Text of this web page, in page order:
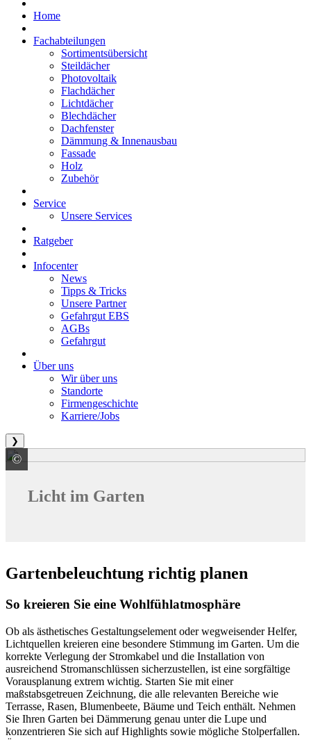
Home
Fachabteilungen
Sortimentsübersicht
Steildächer
Photovoltaik
Flachdächer
Lichtdächer
Blechdächer
Dachfenster
Dämmung & Innenausbau
Fassade
Holz
Zubehör
Service
Unsere Services
Ratgeber
Infocenter
News
Tipps & Tricks
Unsere Partner
Gefahrgut EBS
AGBs
Gefahrgut
Über uns
Wir über uns
Standorte
Firmengeschichte
Karriere/Jobs
❯
© LEDVANCE GmbH
Licht im Garten
Gartenbeleuchtung richtig planen
So kreieren Sie eine Wohlfühlatmosphäre
Ob als ästhetisches Gestaltungselement oder wegweisender Helfer,
Lichtquellen kreieren eine besondere Stimmung im Garten. Um die
korrekte Verlegung der Stromkabel und die Installation von
ausreichend Stromanschlüssen sicherzustellen, ist eine sorgfältige
Vorausplanung extrem wichtig. Starten Sie mit einer
maßstabsgetreuen Zeichnung, die alle relevanten Bereiche wie
Terrasse, Rasen, Blumenbeete, Bäume und Teich enthält. Nehmen
Sie Ihren Garten bei Dämmerung genau unter die Lupe und
konzentrieren Sie sich auf Highlights sowie mögliche Stolperfallen.